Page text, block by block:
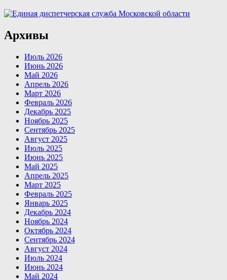
Архивы
Июль 2026
Июнь 2026
Май 2026
Апрель 2026
Март 2026
Февраль 2026
Декабрь 2025
Ноябрь 2025
Сентябрь 2025
Август 2025
Июль 2025
Июнь 2025
Май 2025
Апрель 2025
Март 2025
Февраль 2025
Январь 2025
Декабрь 2024
Ноябрь 2024
Октябрь 2024
Сентябрь 2024
Август 2024
Июль 2024
Июнь 2024
Май 2024